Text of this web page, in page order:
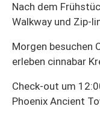
Nach dem
Walkway und Zip-
Morgen besuchen
erleben cinnabar
Check-out um
Phoenix Ancient